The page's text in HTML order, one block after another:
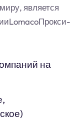
является
на